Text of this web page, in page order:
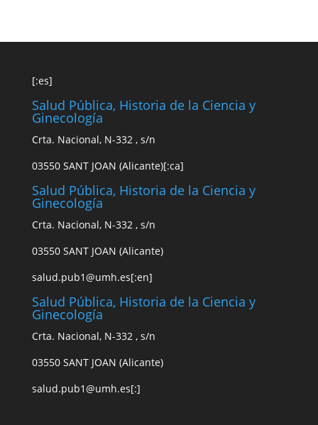
[:es]
Salud Pública, Historia de la Ciencia y
Ginecología
Crta. Nacional, N-332 , s/n
03550 SANT JOAN (Alicante)[:ca]
Salud Pública, Historia de la Ciencia y
Ginecología
Crta. Nacional, N-332 , s/n
03550 SANT JOAN (Alicante)
salud.pub1@umh.es[:en]
Salud Pública, Historia de la Ciencia y
Ginecología
Crta. Nacional, N-332 , s/n
03550 SANT JOAN (Alicante)
salud.pub1@umh.es[:]